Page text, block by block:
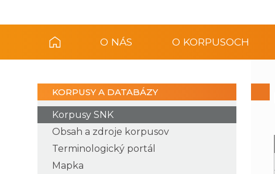
O NÁS O KORPUSOCH
KORPUSY A DATABÁZY
Korpusy SNK
Obsah a zdroje korpusov
Terminologický portál
Mapka